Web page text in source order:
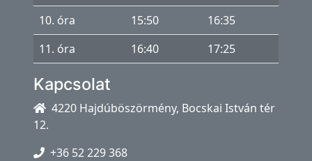
10. óra
15:50
16:35
11. óra
16:40 17:25
Kapcsolat
4220 Hajdúböszörmény, Bocskai István tér
12.
+36 52 229 368